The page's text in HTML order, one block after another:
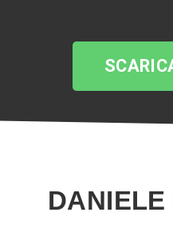
DANIELE